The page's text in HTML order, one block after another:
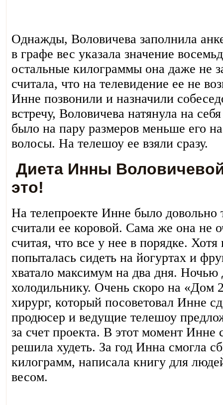
Однажды, Воловичева заполнила
в графе вес указала значение
остальные килограммы она даже не
считала, что на телевидение ее не
Инне позвонили и назначили
встречу, Воловичева натянула на
было на пару размеров меньше его
волосы. На телешоу ее взяли сразу.
Диета Инны
это!
На телепроекте Инне было довольно
считали ее коровой. Сама же она не
считая, что все у нее в порядке.
попыталась сидеть на йогуртах и
хватало максимум на два дня.
холодильнику. Очень скоро на «Дом
хирург, который посоветовал Инне
продюсер и ведущие телешоу
за счет проекта. В этот момент Инне
решила худеть. За год Инна смогла
килограмм, написала книгу для
весом.